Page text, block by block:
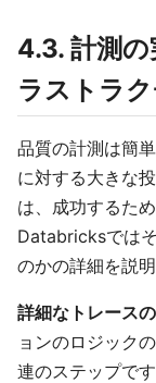
4.3. 計測
ラストラ
品質の計測は簡
に対する大きな
は、成功するた
Databricksでは
のかの詳細を説明
詳細なトレースの
ョンのロジック
連のステップで